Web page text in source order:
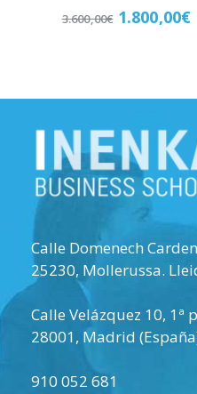
3.600,00€ 1.800,00€
Calle Domenech
25230, Mollerussa.
Calle Velázquez 10, 1ª
28001, Madrid
910 052 681